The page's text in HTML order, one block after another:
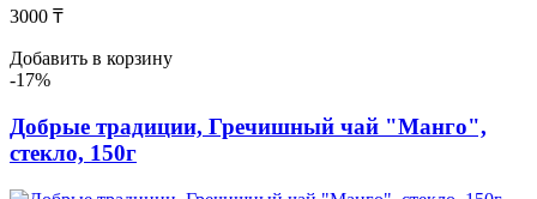
3000 ₸
Добавить в корзину
-17%
Добрые традиции, Гречишный чай "Манго",
стекло, 150г